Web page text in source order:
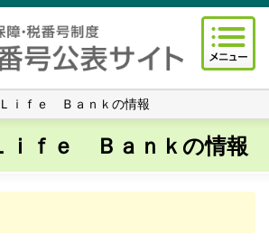
ｉｆｅ Ｂａｎｋの情報
ｉｆｅ Ｂａｎｋの情報